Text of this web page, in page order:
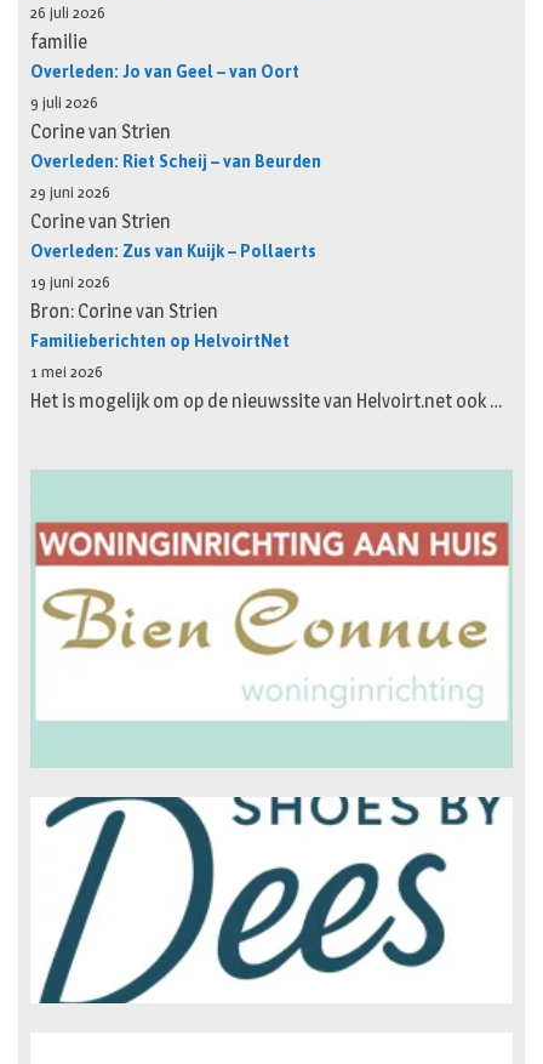
26 juli 2026
familie
Overleden: Jo van Geel – van Oort
9 juli 2026
Corine van Strien
Overleden: Riet Scheij – van Beurden
29 juni 2026
Corine van Strien
Overleden: Zus van Kuijk – Pollaerts
19 juni 2026
Bron: Corine van Strien
Familieberichten op HelvoirtNet
1 mei 2026
Het is mogelijk om op de nieuwssite van Helvoirt.net ook …